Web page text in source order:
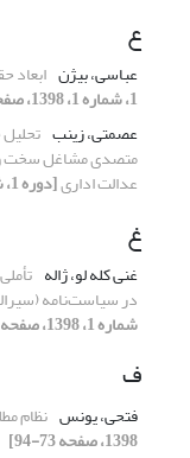
ع
عباسی، بیژن ابعاد
1، شماره 1، 1398، صفحه 9-30]
عصمتی، زینب
متصدی مشاغل سخت و
عدالت اداری[دوره 1، شماره 1، 1398، صفحه 139-165]
غ
غنی کله لو، ژاله
در سیاست‌نامه
شماره 1، 1398، صفحه 51-72]
ف
فتحی، یونس نظام
1398، صفحه 73-94]